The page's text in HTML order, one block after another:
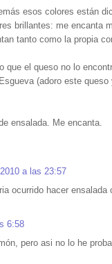
esos colores están
brillantes: me encanta
tanto como la propia
que el queso no lo
(adoro este
ensalada. Me encanta.
a las 23:57
ocurrido hacer
6:58
pero asi no lo he